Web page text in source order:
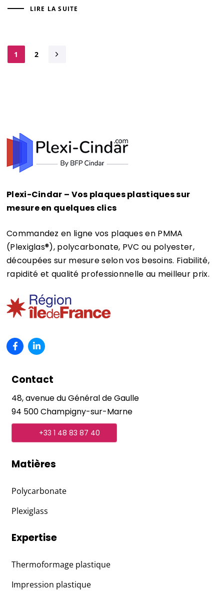
LIRE LA SUITE
1 2
Plexi-Cindar – Vos plaques plastiques sur
mesure en quelques clics
Commandez en ligne vos plaques en PMMA
(Plexiglas®), polycarbonate, PVC ou polyester,
découpées sur mesure selon vos besoins. Fiabilité,
rapidité et qualité professionnelle au meilleur prix.
Contact
48, avenue du Général de Gaulle
94 500 Champigny-sur-Marne
+33 1 48 83 87 40
Matières
Polycarbonate
Plexiglass
Expertise
Thermoformage plastique
Impression plastique